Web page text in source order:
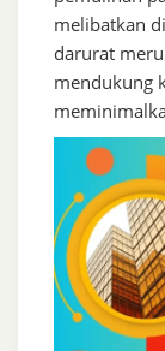
melibatkan
darurat
mendukung